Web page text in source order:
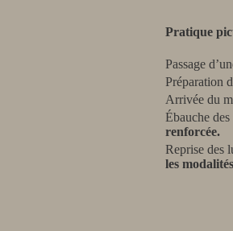
Pratique
Passage
Préparation
Arrivée du
Ébauche
renforcée.
Reprise des
les